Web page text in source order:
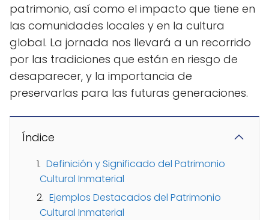
patrimonio, así como el impacto que tiene en
las comunidades locales y en la cultura
global. La jornada nos llevará a un recorrido
por las tradiciones que están en riesgo de
desaparecer, y la importancia de
preservarlas para las futuras generaciones.
Índice
Definición y Significado del Patrimonio
Cultural Inmaterial
Ejemplos Destacados del Patrimonio
Cultural Inmaterial